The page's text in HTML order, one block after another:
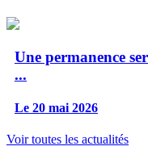
Une permanence
...
Le 20 mai 2026
Voir toutes les actualités